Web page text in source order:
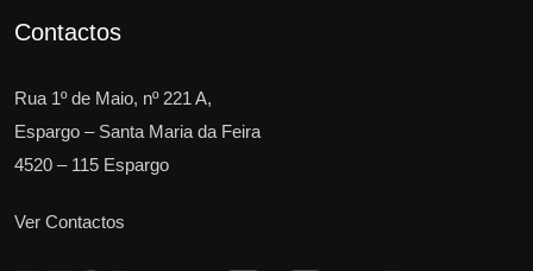
Contactos
Rua 1º de Maio, nº 221 A,
Espargo – Santa Maria da Feira
4520 – 115 Espargo
Ver Contactos